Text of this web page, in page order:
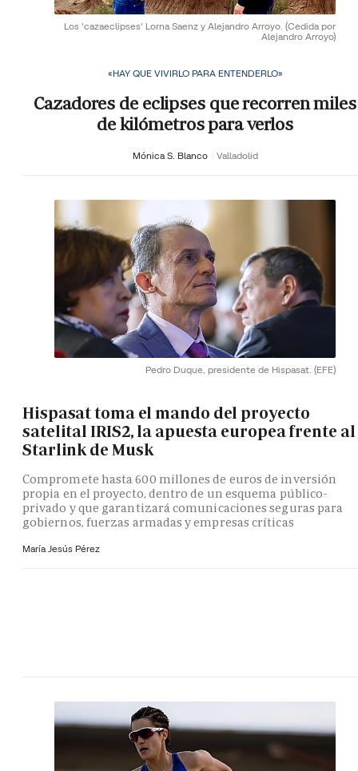
Los 'cazaeclipses' Lorna Saenz y Alejandro Arroyo. (Cedida por
Alejandro Arroyo)
«HAY QUE VIVIRLO PARA ENTENDERLO»
Cazadores de eclipses que recorren miles
de kilómetros para verlos
Mónica S. Blanco Valladolid
Pedro Duque, presidente de Hispasat. (EFE)
Hispasat toma el mando del proyecto
satelital IRIS2, la apuesta europea frente al
Starlink de Musk
Compromete hasta 600 millones de euros de inversión
propia en el proyecto, dentro de un esquema público-
privado y que garantizará comunicaciones seguras para
gobiernos, fuerzas armadas y empresas críticas
María Jesús Pérez